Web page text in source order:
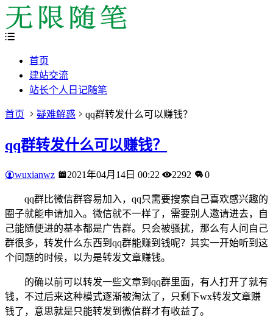
首页
建站交流
站长个人日记随笔
首页 疑难解惑 qq群转发什么可以赚钱？
qq群转发什么可以赚钱？
wuxianwz 2021年04月14日 00:22 2292 0
qq群比微信群容易加入，qq只需要搜索自己喜欢感兴趣的
圈子就能申请加入。微信就不一样了，需要别人邀请进去，自
己能随便进的基本都是广告群。只会被骚扰，那么有人问自己
群很多，转发什么东西到qq群能赚到钱呢？其实一开始听到这
个问题的时候，以为是转发文章赚钱。
的确以前可以转发一些文章到qq群里面，有人打开了就有
钱，不过后来这种模式逐渐被淘汰了，只剩下wx转发文章赚
钱了，意思就是只能转发到微信群才有收益了。